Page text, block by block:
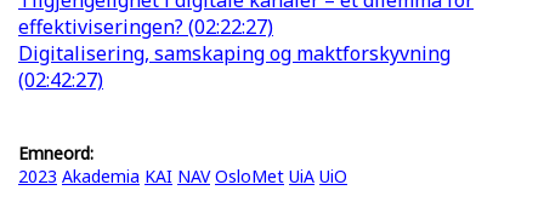
effektiviseringen? (02:22:27)
Digitalisering, samskaping og maktforskyvning
(02:42:27)
Emneord:
2023 Akademia KAI NAV OsloMet UiA UiO